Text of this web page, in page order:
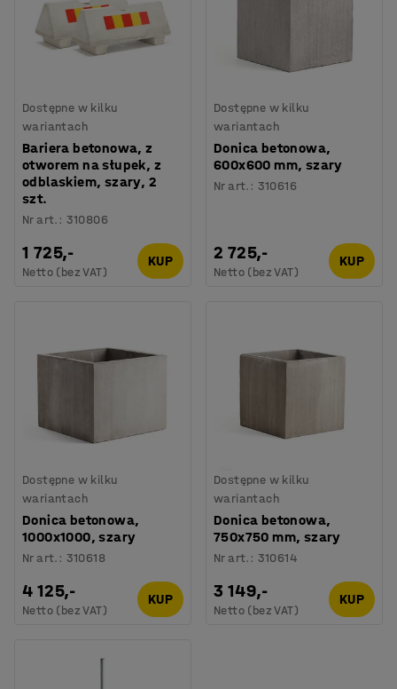
Dostępne w kilku
wariantach
Bariera betonowa, z
otworem na słupek, z
odblaskiem, szary, 2
szt.
Nr art. : 310806
1 725,-
Netto (bez VAT)
KUP
Dostępne w kilku
wariantach
Donica betonowa,
600x600 mm, szary
Nr art. : 310616
2 725,-
Netto (bez VAT)
KUP
Dostępne w kilku
wariantach
Donica betonowa,
1000x1000, szary
Nr art. : 310618
4 125,-
Netto (bez VAT)
KUP
Dostępne w kilku
wariantach
Donica betonowa,
750x750 mm, szary
Nr art. : 310614
3 149,-
Netto (bez VAT)
KUP